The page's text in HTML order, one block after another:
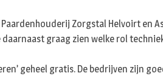
Zorgstal Helvoirt
graag zien welke rol
geheel gratis. De bedrijven zijn